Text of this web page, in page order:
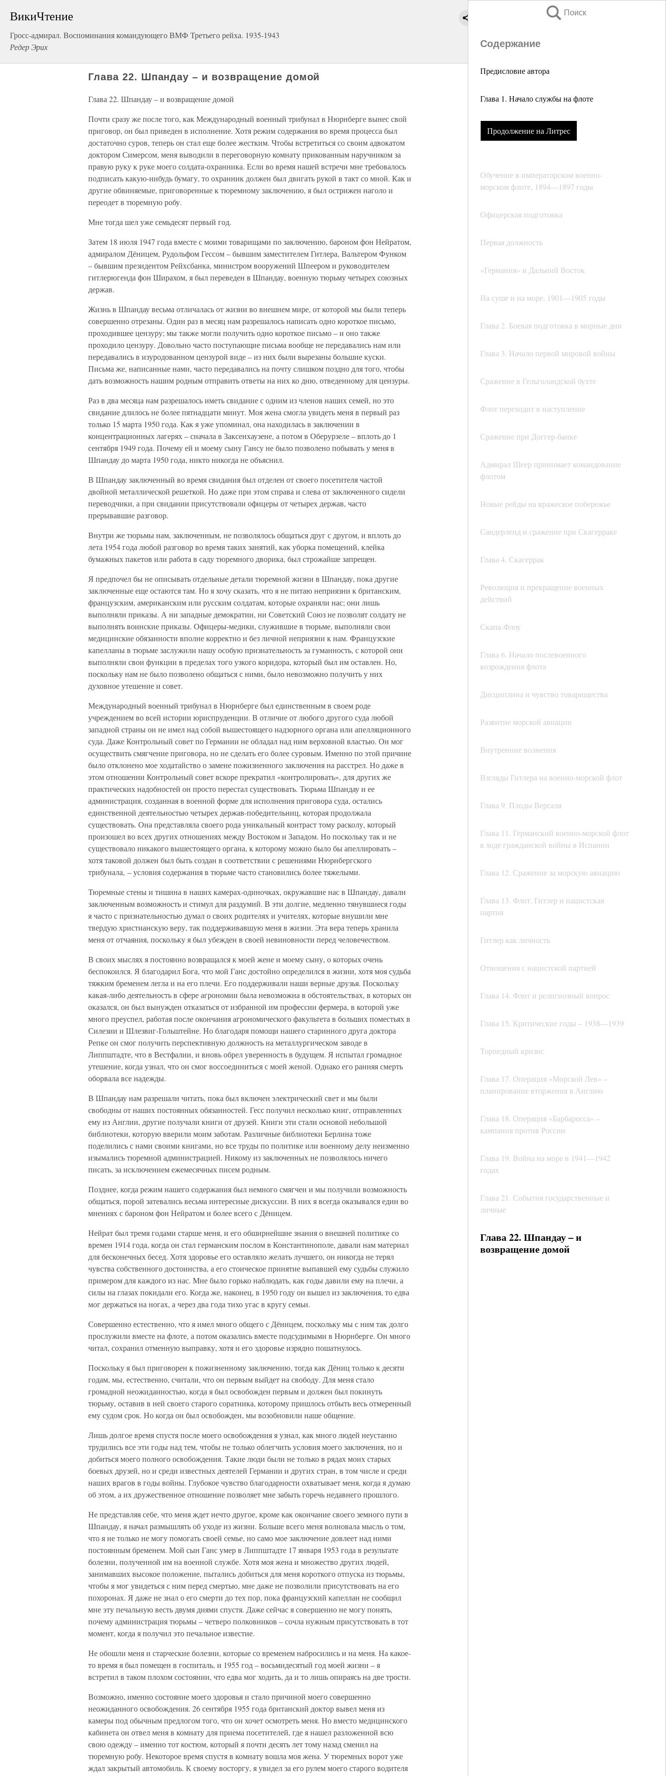
ВикиЧтение
Гросс-адмирал. Воспоминания командующего ВМФ Третьего рейха. 1935-1943
Редер Эрих
Поиск
Содержание
Предисловие автора
Глава 1. Начало службы на флоте
Продолжение на Литрес
Обучение в императорском военно-
морском флоте, 1894—1897 годы
Офицерская подготовка
Первая должность
«Германия» и Дальний Восток
На суше и на море, 1901—1905 годы
Глава 2. Боевая подготовка в мирные дни
Глава 3. Начало первой мировой войны
Сражение в Гельголандской бухте
Флот переходит в наступление
Сражение при Доггер-банке
Адмирал Шеер принимает командование
флотом
Новые рейды на вражеское побережье
Сандерленд и сражение при Скагерраке
Глава 4. Скагеррак
Революция и прекращение военных
действий
Скапа-Флоу
Глава 6. Начало послевоенного
возрождения флота
Дисциплина и чувство товарищества
Развитие морской авиации
Внутренние волнения
Взгляды Гитлера на военно-морской флот
Глава 9. Плоды Версаля
Глава 11. Германский военно-морской флот
в ходе гражданской войны в Испании
Глава 12. Сражение за морскую авиацию
Глава 13. Флот, Гитлер и нацистская
партия
Гитлер как личность
Отношения с нацистской партией
Глава 14. Флот и религиозный вопрос
Глава 15. Критические годы – 1938—1939
Торпедный кризис
Глава 17. Операция «Морской Лев» –
планирование вторжения в Англию
Глава 18. Операция «Барбаросса» –
кампания против России
Глава 19. Война на море в 1941—1942
годах
Глава 21. События государственные и
личные
Глава 22. Шпандау – и
возвращение домой
Глава 22. Шпандау – и возвращение домой
Глава 22. Шпандау – и возвращение домой
Почти сразу же после того, как Международный военный трибунал в Нюрнберге вынес свой
приговор, он был приведен в исполнение. Хотя режим содержания во время процесса был
достаточно суров, теперь он стал еще более жестким. Чтобы встретиться со своим адвокатом
доктором Симерсом, меня выводили в переговорную комнату прикованным наручником за
правую руку к руке моего солдата-охранника. Если во время нашей встречи мне требовалось
подписать какую-нибудь бумагу, то охранник должен был двигать рукой в такт со мной. Как и
другие обвиняемые, приговоренные к тюремному заключению, я был острижен наголо и
переодет в тюремную робу.
Мне тогда шел уже семьдесят первый год.
Затем 18 июля 1947 года вместе с моими товарищами по заключению, бароном фон Нейратом,
адмиралом Дёницем, Рудольфом Гессом – бывшим заместителем Гитлера, Вальтером Функом
– бывшим президентом Рейхсбанка, министром вооружений Шпеером и руководителем
гитлерюгенда фон Ширахом, я был переведен в Шпандау, военную тюрьму четырех союзных
держав.
Жизнь в Шпандау весьма отличалась от жизни во внешнем мире, от которой мы были теперь
совершенно отрезаны. Один раз в месяц нам разрешалось написать одно короткое письмо,
проходившее цензуру; мы также могли получить одно короткое письмо – и оно также
проходило цензуру. Довольно часто поступающие письма вообще не передавались нам или
передавались в изуродованном цензурой виде – из них были вырезаны большие куски.
Письма же, написанные нами, часто передавались на почту слишком поздно для того, чтобы
дать возможность нашим родным отправить ответы на них ко дню, отведенному для цензуры.
Раз в два месяца нам разрешалось иметь свидание с одним из членов наших семей, но это
свидание длилось не более пятнадцати минут. Моя жена смогла увидеть меня в первый раз
только 15 марта 1950 года. Как я уже упоминал, она находилась в заключении в
концентрационных лагерях – сначала в Заксенхаузене, а потом в Оберурзеле – вплоть до 1
сентября 1949 года. Почему ей и моему сыну Гансу не было позволено побывать у меня в
Шпандау до марта 1950 года, никто никогда не объяснил.
В Шпандау заключенный во время свидания был отделен от своего посетителя частой
двойной металлической решеткой. Но даже при этом справа и слева от заключенного сидели
переводчики, а при свидании присутствовали офицеры от четырех держав, часто
прерывавшие разговор.
Внутри же тюрьмы нам, заключенным, не позволялось общаться друг с другом, и вплоть до
лета 1954 года любой разговор во время таких занятий, как уборка помещений, клейка
бумажных пакетов или работа в саду тюремного дворика, был строжайше запрещен.
Я предпочел бы не описывать отдельные детали тюремной жизни в Шпандау, пока другие
заключенные еще остаются там. Но я хочу сказать, что я не питаю неприязни к британским,
французским, американским или русским солдатам, которые охраняли нас; они лишь
выполняли приказы. А ни западные демократии, ни Советский Союз не позволят солдату не
выполнять воинские приказы. Офицеры-медики, служившие в тюрьме, выполняли свои
медицинские обязанности вполне корректно и без личной неприязни к нам. Французские
капелланы в тюрьме заслужили нашу особую признательность за гуманность, с которой они
выполняли свои функции в пределах того узкого коридора, который был им оставлен. Но,
поскольку нам не было позволено общаться с ними, было невозможно получить у них
духовное утешение и совет.
Международный военный трибунал в Нюрнберге был единственным в своем роде
учреждением во всей истории юриспруденции. В отличие от любого другого суда любой
западной страны он не имел над собой вышестоящего надзорного органа или апелляционного
суда. Даже Контрольный совет по Германии не обладал над ним верховной властью. Он мог
осуществить смягчение приговора, но не сделать его более суровым. Именно по этой причине
было отклонено мое ходатайство о замене пожизненного заключения на расстрел. Но даже в
этом отношении Контрольный совет вскоре прекратил «контролировать», для других же
практических надобностей он просто перестал существовать. Тюрьма Шпандау и ее
администрация, созданная в военной форме для исполнения приговора суда, остались
единственной деятельностью четырех держав-победительниц, которая продолжала
существовать. Она представляла своего рода уникальный контраст тому расколу, который
произошел во всех других отношениях между Востоком и Западом. Но поскольку так и не
существовало никакого вышестоящего органа, к которому можно было бы апеллировать –
хотя таковой должен был быть создан в соответствии с решениями Нюрнбергского
трибунала, – условия содержания в тюрьме часто становились более тяжелыми.
Тюремные стены и тишина в наших камерах-одиночках, окружавшие нас в Шпандау, давали
заключенным возможность и стимул для раздумий. В эти долгие, медленно тянувшиеся годы
я часто с признательностью думал о своих родителях и учителях, которые внушили мне
твердую христианскую веру, так поддерживавшую меня в жизни. Эта вера теперь хранила
меня от отчаяния, поскольку я был убежден в своей невиновности перед человечеством.
В своих мыслях я постоянно возвращался к моей жене и моему сыну, о которых очень
беспокоился. Я благодарил Бога, что мой Ганс достойно определился в жизни, хотя моя судьба
тяжким бременем легла и на его плечи. Его поддерживали наши верные друзья. Поскольку
какая-либо деятельность в сфере агрономии была невозможна в обстоятельствах, в которых он
оказался, он был вынужден отказаться от избранной им профессии фермера, в которой уже
много преуспел, работая после окончания агрономического факультета в больших поместьях в
Силезии и Шлезвиг-Гольштейне. Но благодаря помощи нашего старинного друга доктора
Репке он смог получить перспективную должность на металлургическом заводе в
Липпштадте, что в Вестфалии, и вновь обрел уверенность в будущем. Я испытал громадное
утешение, когда узнал, что он смог воссоединиться с моей женой. Однако его ранняя смерть
оборвала все надежды.
В Шпандау нам разрешали читать, пока был включен электрический свет и мы были
свободны от наших постоянных обязанностей. Гесс получил несколько книг, отправленных
ему из Англии, другие получали книги от друзей. Книги эти стали основой небольшой
библиотеки, которую вверили моим заботам. Различные библиотеки Берлина тоже
поделились с нами своими книгами, но все труды по политике или военному делу неизменно
изымались тюремной администрацией. Никому из заключенных не позволялось ничего
писать, за исключением ежемесячных писем родным.
Позднее, когда режим нашего содержания был немного смягчен и мы получили возможность
общаться, порой затевались весьма интересные дискуссии. В них я всегда оказывался един во
мнениях с бароном фон Нейратом и более всего с Дёницем.
Нейрат был тремя годами старше меня, и его обширнейшие знания о внешней политике со
времен 1914 года, когда он стал германским послом в Константинополе, давали нам материал
для бесконечных бесед. Хотя здоровье его оставляло желать лучшего, он никогда не терял
чувства собственного достоинства, а его стоическое принятие выпавшей ему судьбы служило
примером для каждого из нас. Мне было горько наблюдать, как годы давили ему на плечи, а
силы на глазах покидали его. Когда же, наконец, в 1950 году он вышел из заключения, то едва
мог держаться на ногах, а через два года тихо угас в кругу семьи.
Совершенно естественно, что я имел много общего с Дёницем, поскольку мы с ним так долго
прослужили вместе на флоте, а потом оказались вместе подсудимыми в Нюрнберге. Он много
читал, сохранил отменную выправку, хотя и его здоровье изрядно пошатнулось.
Поскольку я был приговорен к пожизненному заключению, тогда как Дёниц только к десяти
годам, мы, естественно, считали, что он первым выйдет на свободу. Для меня стало
громадной неожиданностью, когда я был освобожден первым и должен был покинуть
тюрьму, оставив в ней своего старого соратника, которому пришлось отбыть весь отмеренный
ему судом срок. Но когда он был освобожден, мы возобновили наше общение.
Лишь долгое время спустя после моего освобождения я узнал, как много людей неустанно
трудились все эти годы над тем, чтобы не только облегчить условия моего заключения, но и
добиться моего полного освобождения. Такие люди были не только в рядах моих старых
боевых друзей, но и среди известных деятелей Германии и других стран, в том числе и среди
наших врагов в годы войны. Глубокое чувство благодарности охватывает меня, когда я думаю
об этом, а их дружественное отношение позволяет мне забыть горечь недавнего прошлого.
Не представляя себе, что меня ждет нечто другое, кроме как окончание своего земного пути в
Шпандау, я начал размышлять об уходе из жизни. Больше всего меня волновала мысль о том,
что я не только не могу помогать своей семье, но само мое заключение довлеет над ними
постоянным бременем. Мой сын Ганс умер в Липпштадте 17 января 1953 года в результате
болезни, полученной им на военной службе. Хотя моя жена и множество других людей,
занимавших высокое положение, пытались добиться для меня короткого отпуска из тюрьмы,
чтобы я мог увидеться с ним перед смертью, мне даже не позволили присутствовать на его
похоронах. Я даже не знал о его смерти до тех пор, пока французский капеллан не сообщил
мне эту печальную весть двумя днями спустя. Даже сейчас я совершенно не могу понять,
почему администрация тюрьмы – четверо полковников – сочла нужным присутствовать в тот
момент, когда я получил это печальное известие.
Не обошли меня и старческие болезни, которые со временем набросились и на меня. На какое-
то время я был помещен в госпиталь, и 1955 год – восьмидесятый год моей жизни – я
встретил в таком плохом состоянии, что едва мог ходить, да и то лишь опираясь на две трости.
Возможно, именно состояние моего здоровья и стало причиной моего совершенно
неожиданного освобождения. 26 сентября 1955 года британский доктор вывел меня из
камеры под обычным предлогом того, что он хочет осмотреть меня. Но вместо медицинского
кабинета он отвел меня в комнату для приема посетителей, где я нашел разложенной всю
свою одежду – именно тот костюм, который я почти десять лет тому назад сменил на
тюремную робу. Некоторое время спустя в комнату вошла моя жена. У тюремных ворот уже
ждал закрытый автомобиль. К своему восторгу, я увидел за его рулем моего старого водителя